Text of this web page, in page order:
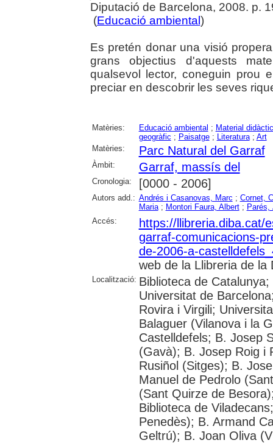
Diputació de Barcelona, 2008. p.
(Educació ambiental )
Es pretén donar una visió
grans objectius d'aquests
qualsevol lector, coneguin prou
preciar en descobrir les seves
Matèries: Educació ambiental ; Material didàctic
geogràfic ; Paisatge; Literatura; Art
Matèries:
Parc Natural del Garraf
Àmbit: Garraf, massís del
Cronologia: [0000 - 2006]
Autors add.: Andrés i Casanovas, Marc ; Cornet,
Maria; Montori Faura, Albert; Parés,
Accés:
https://llibreria.diba.cat/
garraf-comunicacions-
de-2006-a-
web de la Llibreria de la
Localització: Biblioteca de
Universitat de
Rovira i Virgili;
Balaguer (Vilanova i la
Castelldefels; B. Josep
(Gavà); B. Josep Roig i
Rusiñol (Sitges); B.
Manuel de Pedrolo
(Sant Quirze de
Biblioteca de
Penedès); B. Armand
Geltrú); B. Joan Oliva